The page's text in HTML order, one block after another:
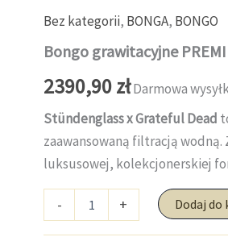
Bez kategorii, BONGA, BONGO
Bongo grawitacyjne
2390,90złDarmowa
Stündenglass x Grateful Dead
zaawansowaną filtracją wodną.
luksusowej, kolekcjonerskiej
-
Bongo
+ Dodaj do